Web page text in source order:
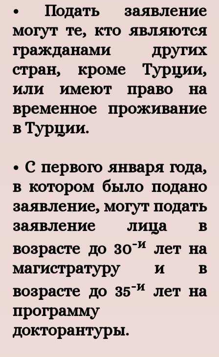
• Подать заявление
могут те, кто являются
гражданами других
стран, кроме Турции,
или имеют право на
временное проживание
в Турции.
• С первого января года,
в котором было подано
заявление, могут подать
заявление лица в
возрасте до 30-илет на
магистратуру и в
возрасте до 35-илет на
программу
докторантуры.